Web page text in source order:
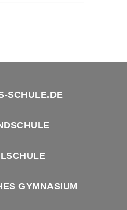
SCHULE.DE
GYMNASIUM